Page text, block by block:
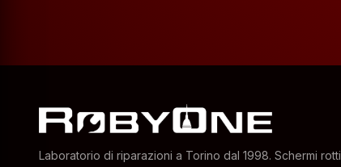
Laboratorio di riparazioni a Torino dal 1998. Schermi rotti,